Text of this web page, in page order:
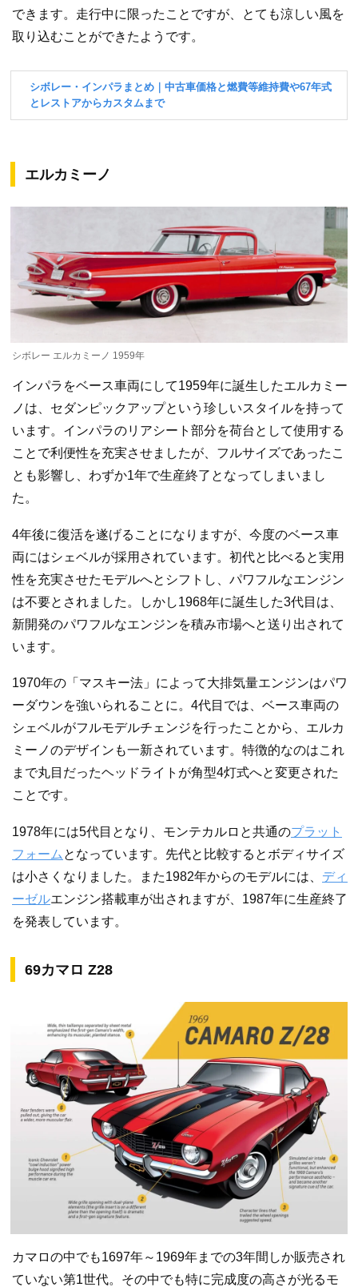
できます。走行中に限ったことですが、とても涼しい風を
取り込むことができたようです。
エルカミーノ
シボレー エルカミーノ 1959年
インパラをベース車両にして1959年に誕生したエルカミー
ノは、セダンピックアップという珍しいスタイルを持って
います。インパラのリアシート部分を荷台として使用する
ことで利便性を充実させましたが、フルサイズであったこ
とも影響し、わずか1年で生産終了となってしまいまし
た。
4年後に復活を遂げることになりますが、今度のベース車
両にはシェベルが採用されています。初代と比べると実用
性を充実させたモデルへとシフトし、パワフルなエンジン
は不要とされました。しかし1968年に誕生した3代目は、
新開発のパワフルなエンジンを積み市場へと送り出されて
います。
1970年の「マスキー法」によって大排気量エンジンはパワ
ーダウンを強いられることに。4代目では、ベース車両の
シェベルがフルモデルチェンジを行ったことから、エルカ
ミーノのデザインも一新されています。特徴的なのはこれ
まで丸目だったヘッドライトが角型4灯式へと変更された
ことです。
1978年には5代目となり、モンテカルロと共通のプラット
フォーム となっています。先代と比較するとボディサイズ
は小さくなりました。また1982年からのモデルには、 ディ
ーゼルエンジン搭載車が出されますが、1987年に生産終了
を発表しています。
69カマロ Z28
カマロの中でも1697年～1969年までの3年間しか販売され
ていない第1世代。その中でも特に完成度の高さが光るモ